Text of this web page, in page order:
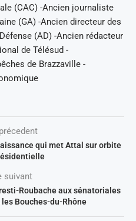
(CAC) -Ancien journaliste
(GA) -Ancien directeur des
(AD) -Ancien rédacteur
de Télésud -
de Brazzaville -
qui met Attal sur orbite
suivant
Roubache aux sénatoriales
Bouches-du-Rhône